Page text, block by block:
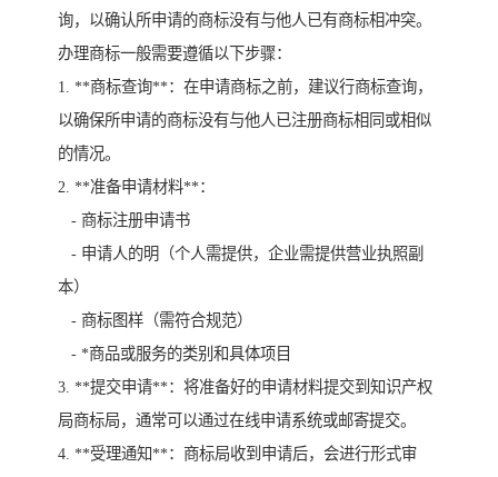
询，以确认所申请的商标没有与他人已有商标相冲突。
办理商标一般需要遵循以下步骤：
1. **商标查询**：在申请商标之前，建议行商标查询，
以确保所申请的商标没有与他人已注册商标相同或相似
的情况。
2. **准备申请材料**：
- 商标注册申请书
- 申请人的明（个人需提供，企业需提供营业执照副
本）
- 商标图样（需符合规范）
- *商品或服务的类别和具体项目
3. **提交申请**：将准备好的申请材料提交到知识产权
局商标局，通常可以通过在线申请系统或邮寄提交。
4. **受理通知**：商标局收到申请后，会进行形式审